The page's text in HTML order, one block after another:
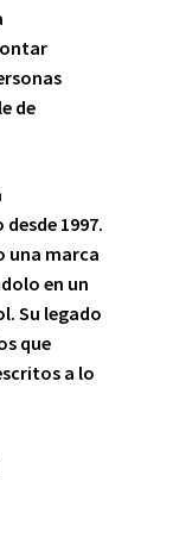
de
1997.
una marca
en un
Su legado
que
a lo